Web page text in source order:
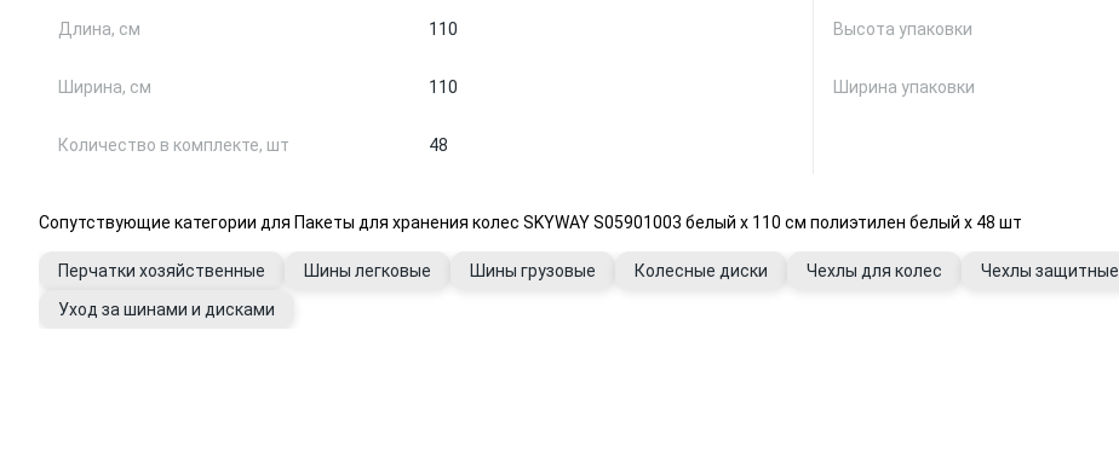
Длина, см 110
Ширина, см 110
Количество в комплекте, шт 48
Высота упаковки
Ширина упаковки
Сопутствующие категории для Пакеты для хранения колес SKYWAY S05901003 белый х 110 см полиэтилен белый х 48 шт
Перчатки хозяйственные Шины легковые Шины грузовые Колесные диски Чехлы для колес Чехлы защитные
Уход за шинами и дисками